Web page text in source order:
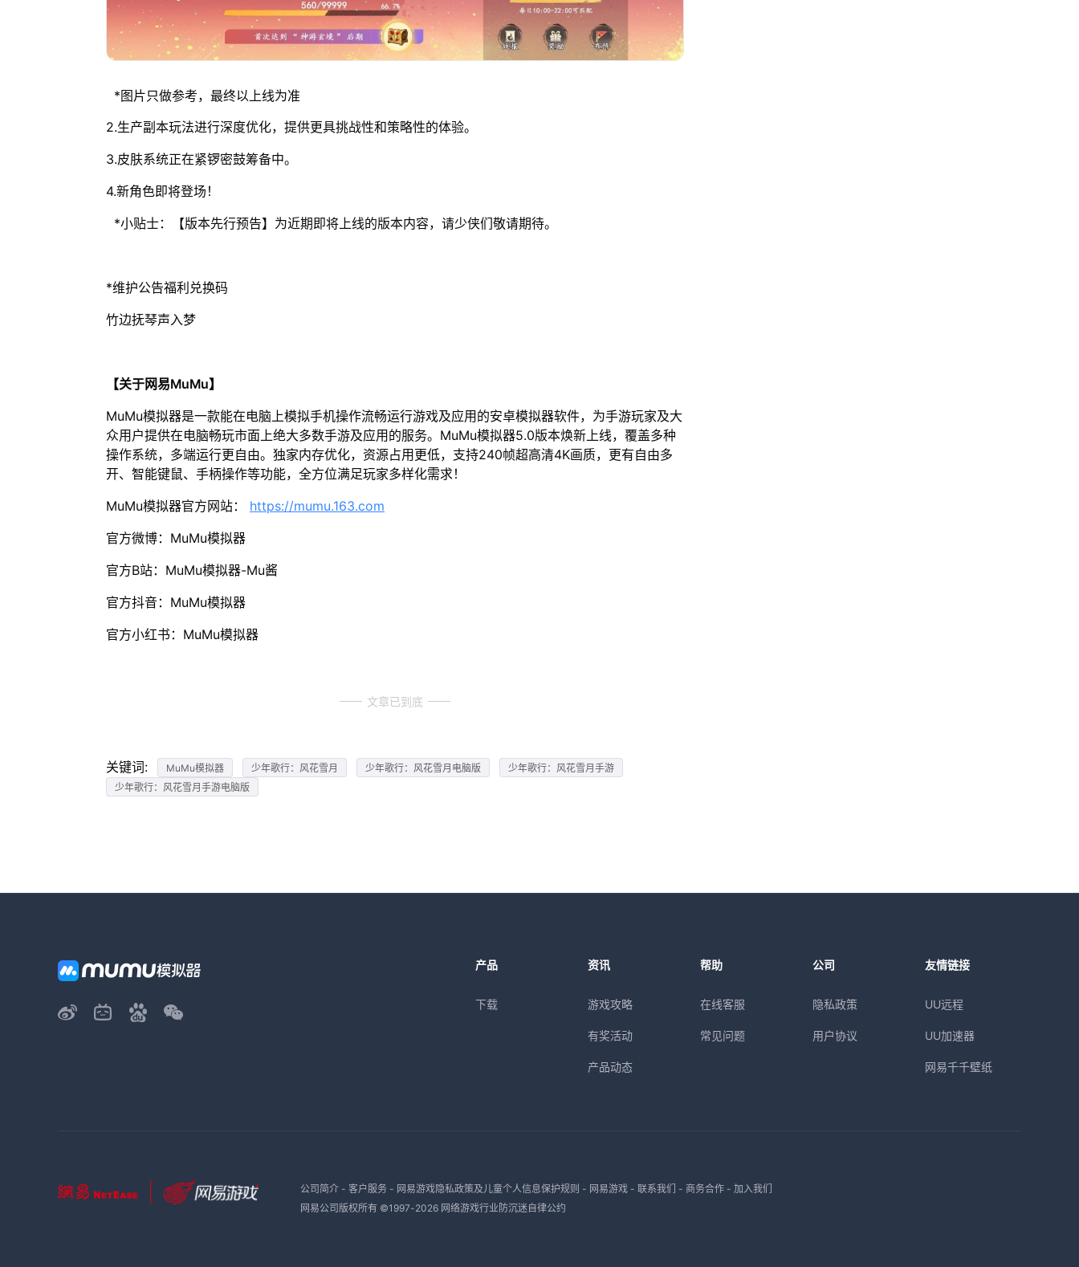
*图片只做参考，最终以上线为准
2.生产副本玩法进行深度优化，提供更具挑战性和策略性的体验。
3.皮肤系统正在紧锣密鼓筹备中。
4.新角色即将登场！
*小贴士：【版本先行预告】为近期即将上线的版本内容，请少侠们敬请期待。
*维护公告福利兑换码
竹边抚琴声入梦
【关于网易MuMu】
MuMu模拟器是一款能在电脑上模拟手机操作流畅运行游戏及应用的安卓模拟器软件，为手游玩家及大
众用户提供在电脑畅玩市面上绝大多数手游及应用的服务。MuMu模拟器5.0版本焕新上线，覆盖多种
操作系统，多端运行更自由。独家内存优化，资源占用更低，支持240帧超高清4K画质，更有自由多
开、智能键鼠、手柄操作等功能，全方位满足玩家多样化需求！
MuMu模拟器官方网站： https://mumu.163.com
官方微博：MuMu模拟器
官方B站：MuMu模拟器-Mu酱
官方抖音：MuMu模拟器
官方小红书：MuMu模拟器
文章已到底
关键词: MuMu模拟器 少年歌行：风花雪月 少年歌行：风花雪月电脑版
少年歌行：风花雪月手游
少年歌行：风花雪月手游电脑版
产品
下载
资讯
游戏攻略
有奖活动
产品动态
帮助
在线客服
常见问题
公司
隐私政策
用户协议
友情链接
UU远程
UU加速器
网易千千壁纸
公司简介- 客户服务- 网易游戏隐私政策及儿童个人信息保护规则 - 网易游戏- 联系我们 - 商务合作- 加入我们
网易公司版权所有 ©1997-2026 网络游戏行业防沉迷自律公约